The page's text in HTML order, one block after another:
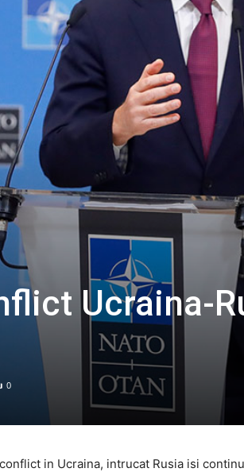
Ucraina-
0
in Ucraina, intrucat Rusia isi